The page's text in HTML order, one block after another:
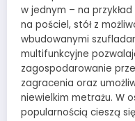
w jednym – na
na pościel, stół z
wbudowanymi
multifunkcyjne
zagospodarowanie
zagracenia oraz
niewielkim metrażu. W
popularnością cieszą